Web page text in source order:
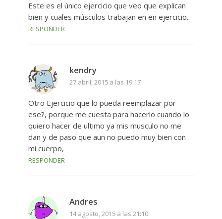
Este es el único ejercicio que veo que explican
bien y cuales músculos trabajan en en ejercicio..
RESPONDER
kendry
27 abril, 2015 a las 19:17
Otro Ejercicio que lo pueda reemplazar por
ese?, porque me cuesta para hacerlo cuando lo
quiero hacer de ultimo ya mis musculo no me
dan y de paso que aun no puedo muy bien con
mi cuerpo,
RESPONDER
Andres
14 agosto, 2015 a las 21:10